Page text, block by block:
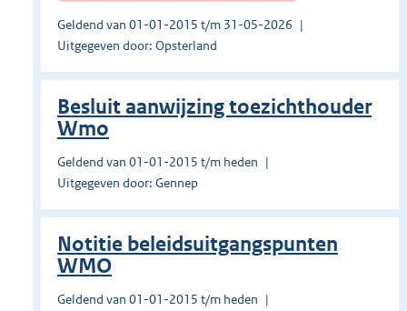
Geldend van 01-01-2015 t/m 31-05-2026
Uitgegeven door: Opsterland
Besluit aanwijzing toezichthouder
Wmo
Geldend van 01-01-2015 t/m heden
Uitgegeven door: Gennep
Notitie beleidsuitgangspunten
WMO
Geldend van 01-01-2015 t/m heden